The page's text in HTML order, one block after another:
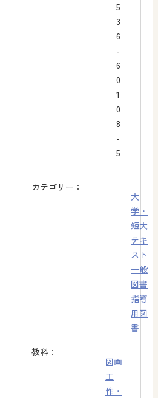
5
3
6
-
6
0
1
0
8
-
5
カテゴリー：
大
学・
短大
テキ
スト
一般
図書
指導
用図
書
教科：
図画
工
作・